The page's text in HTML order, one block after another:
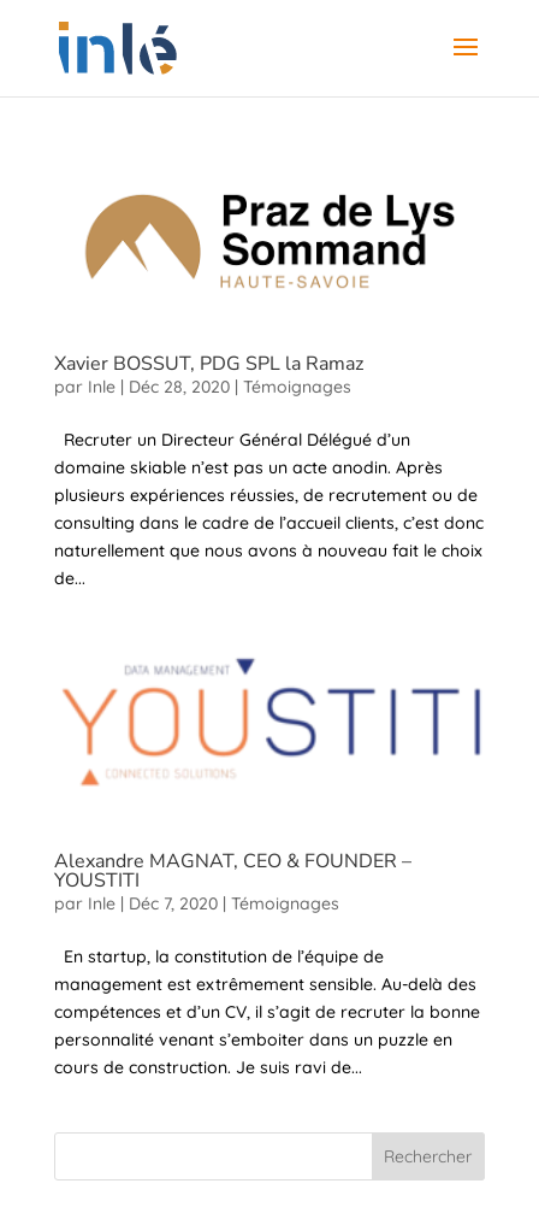
Xavier BOSSUT, PDG SPL la Ramaz
par Inle| Déc 28, 2020| Témoignages
Recruter un Directeur Général Délégué d’un
domaine skiable n’est pas un acte anodin. Après
plusieurs expériences réussies, de recrutement ou de
consulting dans le cadre de l’accueil clients, c’est donc
naturellement que nous avons à nouveau fait le choix
de...
Alexandre MAGNAT, CEO & FOUNDER –
YOUSTITI
par Inle| Déc 7, 2020| Témoignages
En startup, la constitution de l’équipe de
management est extrêmement sensible. Au-delà des
compétences et d’un CV, il s’agit de recruter la bonne
personnalité venant s’emboiter dans un puzzle en
cours de construction. Je suis ravi de...
Rechercher